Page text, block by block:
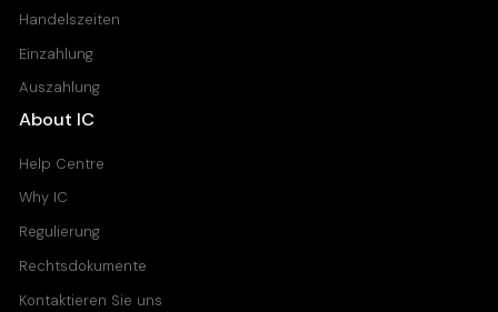
Handelszeiten
Einzahlung
Auszahlung
About IC
Help Centre
Why IC
Regulierung
Rechtsdokumente
Kontaktieren Sie uns